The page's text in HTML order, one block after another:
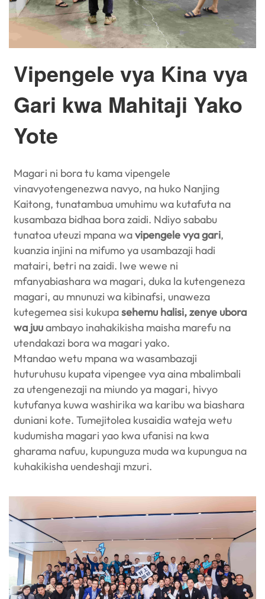
Vipengele vya Kina vya
Gari kwa Mahitaji Yako
Yote
Magari ni bora tu kama vipengele
vinavyotengenezwa navyo, na huko Nanjing
Kaitong, tunatambua umuhimu wa kutafuta na
kusambaza bidhaa bora zaidi. Ndiyo sababu
tunatoa uteuzi mpana wavipengele vya gari,
kuanzia injini na mifumo ya usambazaji hadi
matairi, betri na zaidi. Iwe wewe ni
mfanyabiashara wa magari, duka la kutengeneza
magari, au mnunuzi wa kibinafsi, unaweza
kutegemea sisi kukupasehemu halisi, zenye ubora
wa juuambayo inahakikisha maisha marefu na
utendakazi bora wa magari yako.
Mtandao wetu mpana wa wasambazaji
huturuhusu kupata vipengee vya aina mbalimbali
za utengenezaji na miundo ya magari, hivyo
kutufanya kuwa washirika wa karibu wa biashara
duniani kote. Tumejitolea kusaidia wateja wetu
kudumisha magari yao kwa ufanisi na kwa
gharama nafuu, kupunguza muda wa kupungua na
kuhakikisha uendeshaji mzuri.